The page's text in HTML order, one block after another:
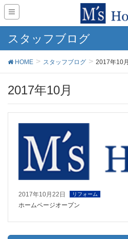
スタッフブログ
HOME スタッフブログ 2017年10月
2017年10月
2017年10月22日 リフォーム
ホームページオープン